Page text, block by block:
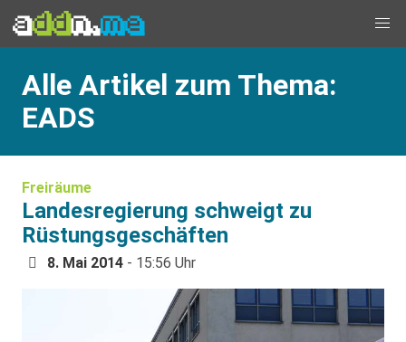
Alle Artikel zum Thema:
EADS
Freiräume
Landesregierung schweigt zu
Rüstungsgeschäften
8. Mai 2014 - 15:56 Uhr